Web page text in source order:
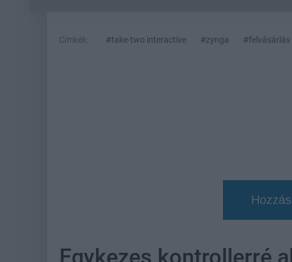
Címkék: #take-two interactive #zynga #felvásárlás